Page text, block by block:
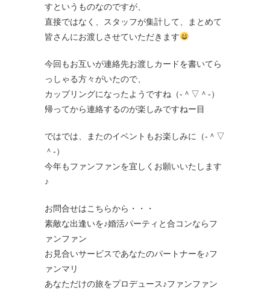
すというものなのですが、
直接ではなく、スタッフが集計して、まとめて
皆さんにお渡しさせていただきます
今回もお互いが連絡先お渡しカードを書いてら
っしゃる方々がいたので、
カップリングになったようですね（‐＾▽＾‐）
帰ってから連絡するのが楽しみですねー目
ではでは、またのイベントもお楽しみに（‐＾▽
＾‐）
今年もファンファンを宜しくお願いいたします
♪
お問合せはこちらから・・・
素敵な出逢いを♪婚活パーティと合コンならフ
ァンファン
お見合いサービスであなたのパートナーを♪フ
ァンマリ
あなただけの旅をプロデュース♪ファンファン